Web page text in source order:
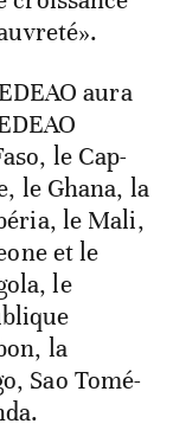
aura
le Cap-
le Ghana, la
le Mali,
et le
le
la
Sao Tomé-